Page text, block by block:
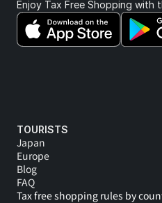
Enjoy Tax Free Shopping with
TOURISTS
Japan
Europe
Blog
FAQ
Tax free shopping rules by